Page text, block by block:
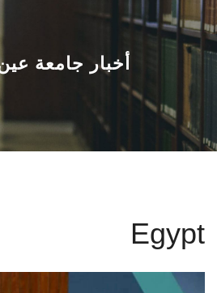
أخبار جامعة
Egypt